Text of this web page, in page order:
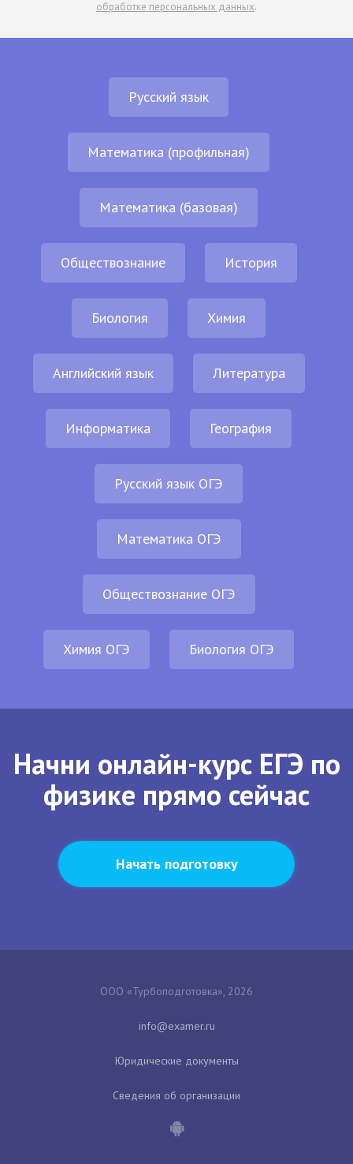
обработке персональных данных.
Русский язык
Математика (профильная)
Математика (базовая)
Обществознание История
Биология Химия
Английский язык Литература
Информатика География
Русский язык ОГЭ
Математика ОГЭ
Обществознание ОГЭ
Химия ОГЭ Биология ОГЭ
Начни онлайн-курс ЕГЭ по
физике прямо сейчас
Начать подготовку
ООО «Турбоподготовка», 2026
Юридические документы
Сведения об организации